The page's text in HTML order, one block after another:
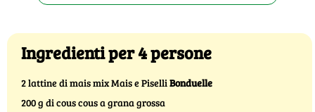
Ingredienti per 4 persone
2 lattine di mais mix Mais e PiselliBonduelle
200 g di cous cous a grana grossa